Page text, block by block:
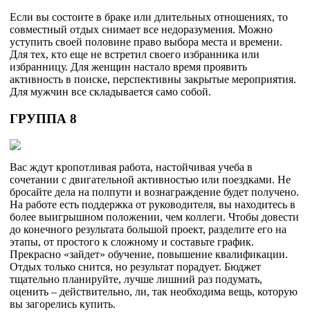
Если вы состоите в браке или длительных отношениях, то
совместный отдых снимает все недоразумения. Можно
уступить своей половине право выбора места и времени.
Для тех, кто еще не встретил своего избранника или
избранницу. Для женщин настало время проявить
активность в поиске, перспективны закрытые мероприятия.
Для мужчин все складывается само собой.
ГРУППА 8
Вас ждут кропотливая работа, настойчивая учеба в
сочетании с двигательной активностью или поездками. Не
бросайте дела на полпути и вознаграждение будет получено.
На работе есть поддержка от руководителя, вы находитесь в
более выигрышном положении, чем коллеги. Чтобы довести
до конечного результата большой проект, разделите его на
этапы, от простого к сложному и составьте график.
Прекрасно «зайдет» обучение, повышение квалификации.
Отдых только снится, но результат порадует. Бюджет
тщательно планируйте, лучше лишний раз подумать,
оценить – действительно, ли, так необходима вещь, которую
вы загорелись купить.